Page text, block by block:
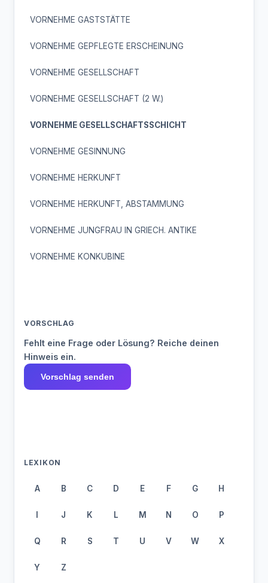
VORNEHME GASTSTÄTTE
VORNEHME GEPFLEGTE ERSCHEINUNG
VORNEHME GESELLSCHAFT
VORNEHME GESELLSCHAFT (2 W.)
VORNEHME GESELLSCHAFTSSCHICHT
VORNEHME GESINNUNG
VORNEHME HERKUNFT
VORNEHME HERKUNFT, ABSTAMMUNG
VORNEHME JUNGFRAU IN GRIECH. ANTIKE
VORNEHME KONKUBINE
VORSCHLAG
Fehlt eine Frage oder Lösung? Reiche deinen
Hinweis ein.
Vorschlag senden
LEXIKON
A B C D E F G H
I J K L M N O P
Q R S T U V W X
Y Z